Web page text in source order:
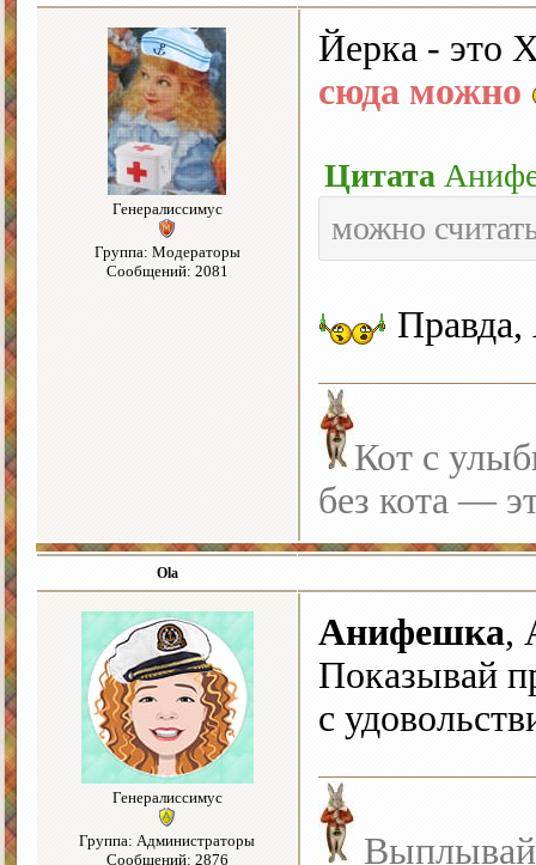
Генералиссимус
Группа: Модераторы
Сообщений: 2081
Йерка - это
сюда можно
Цитата
можно
Кот с
без кота —
Ola
Генералиссимус
Группа: Администраторы
Сообщений: 2876
Анифешка,
Показывай
с